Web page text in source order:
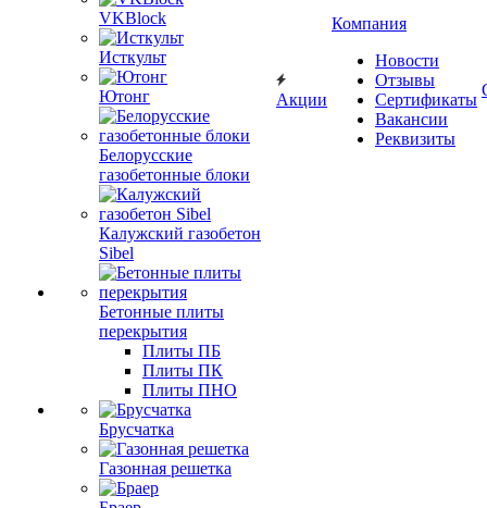
VKBlock
Исткульт
Ютонг
Белорусские
газобетонные блоки
Калужский газобетон
Sibel
Бетонные плиты
перекрытия
Плиты ПБ
Плиты ПК
Плиты ПНО
Брусчатка
Газонная решетка
Акции
Компания
Новости
Отзывы
Сертификаты
Вакансии
Реквизиты